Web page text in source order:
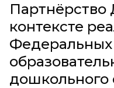
контексте
Федеральных
дошкольного